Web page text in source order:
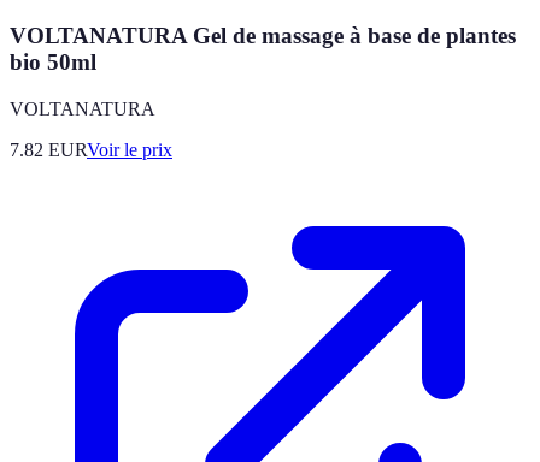
VOLTANATURA Gel de massage à base de plantes
bio 50ml
VOLTANATURA
7.82 EURVoir le prix